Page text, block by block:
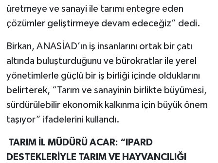
üretmeye ve sanayi ile tarımı entegre eden
çözümler geliştirmeye devam edeceğiz” dedi.
Birkan, ANASİAD’ın iş insanlarını ortak bir çatı
altında buluşturduğunu ve bürokratlar ile yerel
yönetimlerle güçlü bir iş birliği içinde olduklarını
belirterek, “Tarım ve sanayinin birlikte büyümesi,
sürdürülebilir ekonomik kalkınma için büyük önem
taşıyor” ifadelerini kullandı.
TARIM İL MÜDÜRÜ ACAR: “IPARD
DESTEKLERİYLE TARIM VE HAYVANCILIĞI